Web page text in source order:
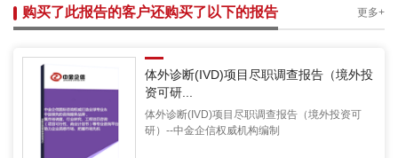
购买了此报告的客户还购买了以下的报告 更多+
体外诊断(IVD)项目尽职调查报告（境外投
资可研...
体外诊断(IVD)项目尽职调查报告（境外投资可
研）--中金企信权威机构编制